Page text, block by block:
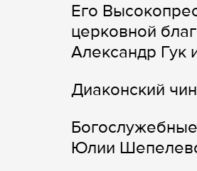
Его
церковной
Александр Гук
Диаконский
Юлии